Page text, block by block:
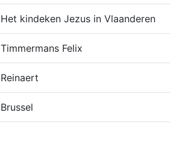
Het kindeken Jezus in Vlaanderen
Timmermans Felix
Reinaert
Brussel